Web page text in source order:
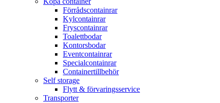
Förrådscontainrar
Kylcontainrar
Fryscontainrar
Toalettbodar
Kontorsbodar
Eventcontainrar
Specialcontainrar
Containertillbehör
Self storage
Flytt & förvaringsservice
Transporter